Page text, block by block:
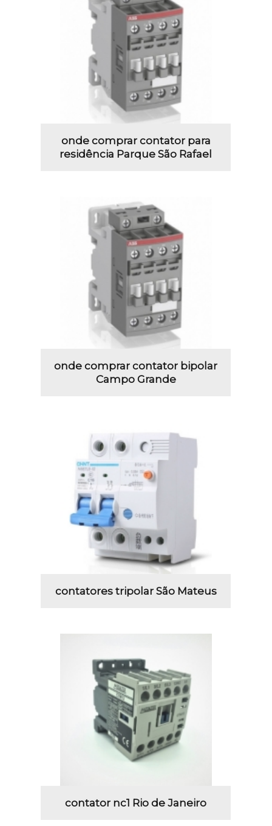
onde comprar contator para
residência Parque São Rafael
onde comprar contator bipolar
Campo Grande
contatores tripolar São Mateus
contator nc1 Rio de Janeiro